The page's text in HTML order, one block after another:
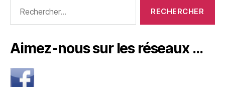
Aimez-nous sur les réseaux …